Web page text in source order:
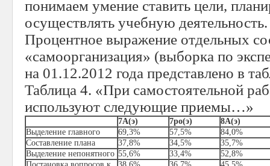
понимаем умение ставить цели,
осуществлять учебную деятельность.
Процентное выражение отдельных
«самоорганизация» (выборка по
на 01.12.2012 года представлено в
Таблица 4. «При самостоятельной
используют следующие приемы…»
7А(э) 7ро(э)
8А(э)
Выделение главного
69,3% 57,5%
84,0%
Составление плана
37,8% 34,5%
35,7%
Выделение непонятного 55,6% 33,4%
52,8%